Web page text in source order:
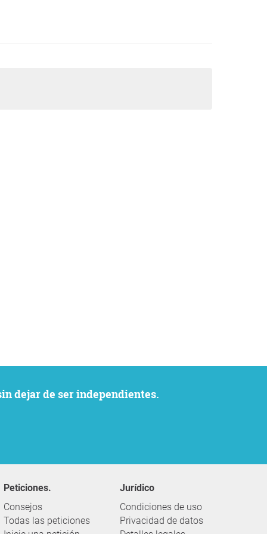
dejar de ser independientes.
Peticiones.
Consejos
Todas las peticiones
Jurídico
Condiciones de uso
Privacidad de datos